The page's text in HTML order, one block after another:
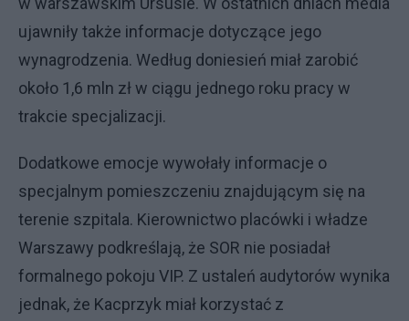
ujawniły także informacje dotyczące jego
wynagrodzenia. Według doniesień miał zarobić
około 1,6 mln zł w ciągu jednego roku pracy w
trakcie specjalizacji.
Dodatkowe emocje wywołały informacje o
specjalnym pomieszczeniu znajdującym się na
terenie szpitala. Kierownictwo placówki i władze
Warszawy podkreślają, że SOR nie posiadał
formalnego pokoju VIP. Z ustaleń audytorów wynika
jednak, że Kacprzyk miał korzystać z